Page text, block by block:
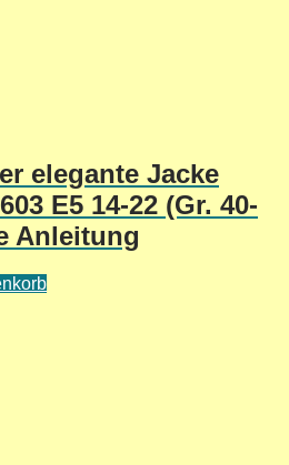
elegante Jacke
E5 14-22 (Gr. 40-
Anleitung